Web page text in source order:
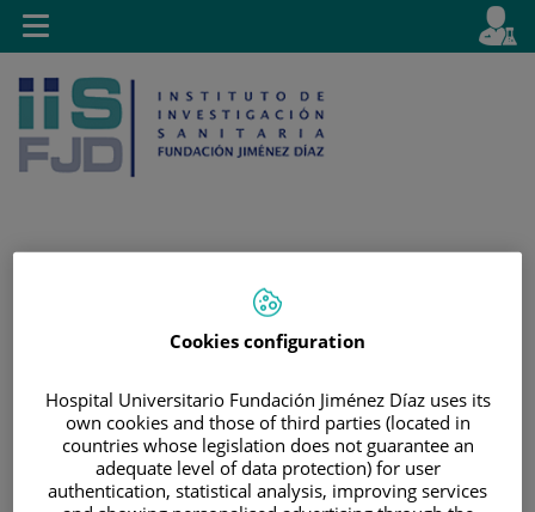
Saltar al contenido
activo
es
Toggle
navigation
Cookies configuration
Hospital Universitario Fundación Jiménez Díaz uses its
own cookies and those of third parties (located in
countries whose legislation does not guarantee an
adequate level of data protection) for user
authentication, statistical analysis, improving services